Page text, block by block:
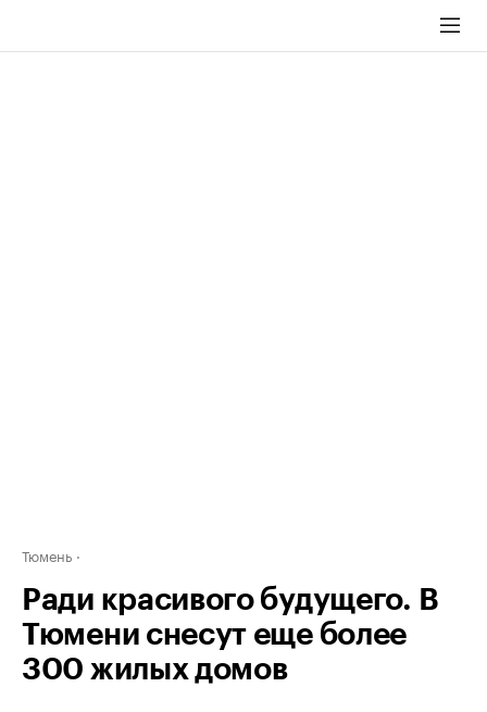
Тюмень
Ради красивого будущего. В
Тюмени снесут еще более
300 жилых домов